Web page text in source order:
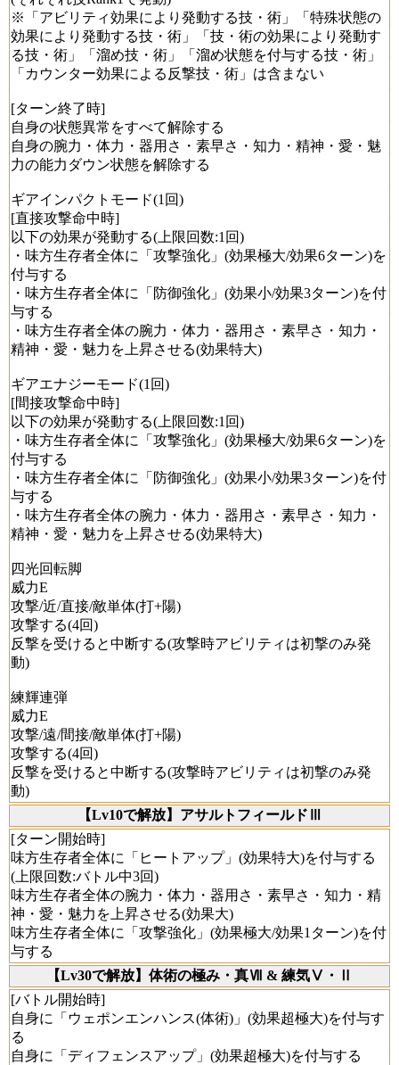
※「アビリティ効果により発動する技・術」「特殊状態の
効果により発動する技・術」「技・術の効果により発動す
る技・術」「溜め技・術」「溜め状態を付与する技・術」
「カウンター効果による反撃技・術」は含まない
[ターン終了時]
自身の状態異常をすべて解除する
自身の腕力・体力・器用さ・素早さ・知力・精神・愛・魅
力の能力ダウン状態を解除する
ギアインパクトモード(1回)
[直接攻撃命中時]
以下の効果が発動する(上限回数:1回)
・味方生存者全体に「攻撃強化」(効果極大/効果6ターン)を
付与する
・味方生存者全体に「防御強化」(効果小/効果3ターン)を付
与する
・味方生存者全体の腕力・体力・器用さ・素早さ・知力・
精神・愛・魅力を上昇させる(効果特大)
ギアエナジーモード(1回)
[間接攻撃命中時]
以下の効果が発動する(上限回数:1回)
・味方生存者全体に「攻撃強化」(効果極大/効果6ターン)を
付与する
・味方生存者全体に「防御強化」(効果小/効果3ターン)を付
与する
・味方生存者全体の腕力・体力・器用さ・素早さ・知力・
精神・愛・魅力を上昇させる(効果特大)
四光回転脚
威力E
攻撃/近/直接/敵単体(打+陽)
攻撃する(4回)
反撃を受けると中断する(攻撃時アビリティは初撃のみ発
動)
練輝連弾
威力E
攻撃/遠/間接/敵単体(打+陽)
攻撃する(4回)
反撃を受けると中断する(攻撃時アビリティは初撃のみ発
動)
【Lv10で解放】アサルトフィールドⅢ
[ターン開始時]
味方生存者全体に「ヒートアップ」(効果特大)を付与する
(上限回数:バトル中3回)
味方生存者全体の腕力・体力・器用さ・素早さ・知力・精
神・愛・魅力を上昇させる(効果大)
味方生存者全体に「攻撃強化」(効果極大/効果1ターン)を付
与する
【Lv30で解放】体術の極み・真Ⅶ & 練気Ⅴ・Ⅱ
[バトル開始時]
自身に「ウェポンエンハンス(体術)」(効果超極大)を付与す
る
自身に「ディフェンスアップ」(効果超極大)を付与する